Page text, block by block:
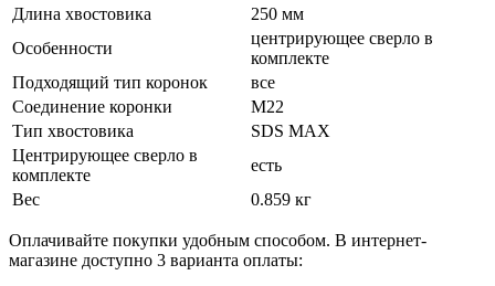
Длина хвостовика
250 мм
Особенности
центрирующее сверло в
комплекте
Подходящий тип коронок
все
Соединение коронки
М22
Тип хвостовика
SDS MAX
Центрирующее сверло в
комплекте
есть
Вес
0.859 кг
Оплачивайте покупки удобным способом. В интернет-
магазине доступно 3 варианта оплаты: